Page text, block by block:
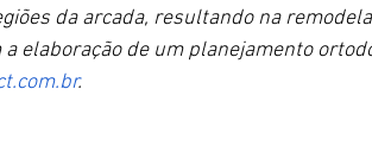
da arcada, resultando na
a elaboração de um planejamento
.